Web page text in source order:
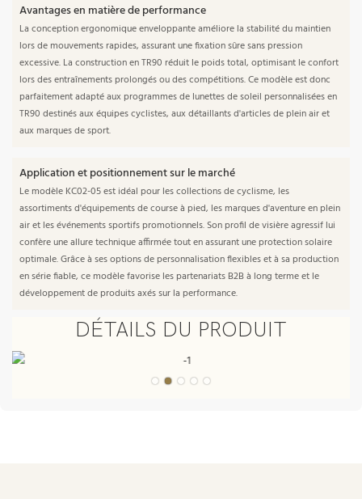
Avantages en matière de performance
La conception ergonomique enveloppante améliore la stabilité du maintien
lors de mouvements rapides, assurant une fixation sûre sans pression
excessive. La construction en TR90 réduit le poids total, optimisant le confort
lors des entraînements prolongés ou des compétitions. Ce modèle est donc
parfaitement adapté aux programmes de lunettes de soleil personnalisées en
TR90 destinés aux équipes cyclistes, aux détaillants d'articles de plein air et
aux marques de sport.
Application et positionnement sur le marché
Le modèle KC02-05 est idéal pour les collections de cyclisme, les
assortiments d'équipements de course à pied, les marques d'aventure en plein
air et les événements sportifs promotionnels. Son profil de visière agressif lui
confère une allure technique affirmée tout en assurant une protection solaire
optimale. Grâce à ses options de personnalisation flexibles et à sa production
en série fiable, ce modèle favorise les partenariats B2B à long terme et le
développement de produits axés sur la performance.
DÉTAILS DU PRODUIT